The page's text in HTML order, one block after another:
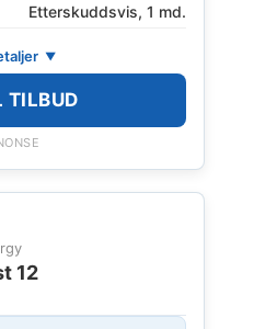
Etterskuddsvis, 1 md.
TILBUD
12